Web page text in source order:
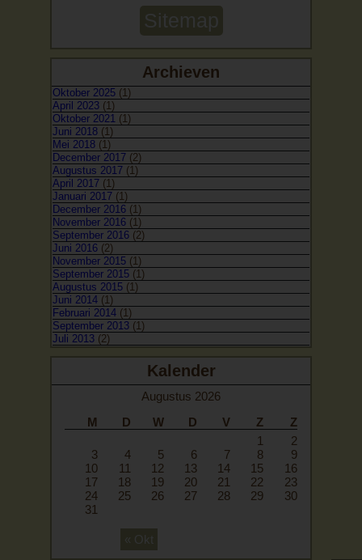
Sitemap
Archieven
Oktober 2025 (1)
April 2023 (1)
Oktober 2021 (1)
Juni 2018 (1)
Mei 2018 (1)
December 2017 (2)
Augustus 2017 (1)
April 2017 (1)
Januari 2017 (1)
December 2016 (1)
November 2016 (1)
September 2016 (2)
Juni 2016 (2)
November 2015 (1)
September 2015 (1)
Augustus 2015 (1)
Juni 2014 (1)
Februari 2014 (1)
September 2013 (1)
Juli 2013 (2)
Kalender
Augustus 2026
M
D W D V Z
Z
1
2
3
4 5 6 7 8
9
10
11 12 13 14 15
16
17
18 19 20 21 22
23
24
25 26 27 28 29
30
31
« Okt